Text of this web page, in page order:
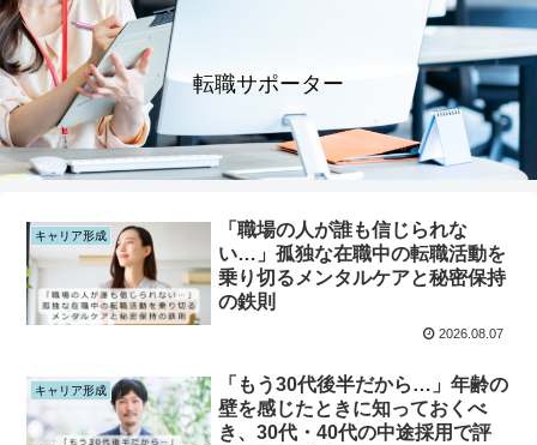
転職サポーター
キャリア形成
「職場の人が誰も信じられな
い…」孤独な在職中の転職活動を
乗り切るメンタルケアと秘密保持
の鉄則
2026.08.07
キャリア形成
「もう30代後半だから…」年齢の
壁を感じたときに知っておくべ
き、30代・40代の中途採用で評